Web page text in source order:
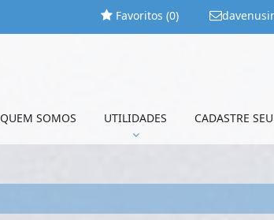
Favoritos (0)
QUEM SOMOS UTILIDADES CADASTRE